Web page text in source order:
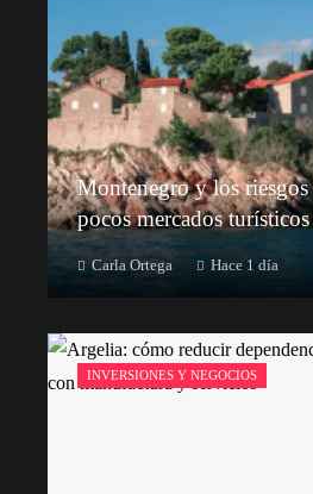
Montenegro y los riesgos
pocos mercados turísticos
Carla Ortega Hace 1 día
INVERSIONES Y NEGOCIOS